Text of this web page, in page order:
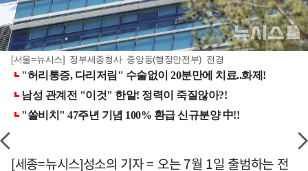
[서울=뉴시스] 정부세종청사 중앙동(행정안전부) 전경
[세종=뉴시스]성소의 기자 = 오는 7월 1일 출범하는 전